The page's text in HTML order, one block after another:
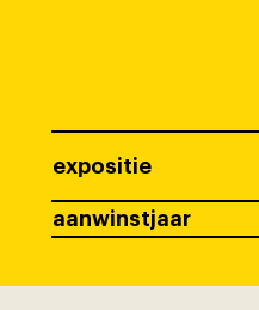
expositie
aanwinstjaar